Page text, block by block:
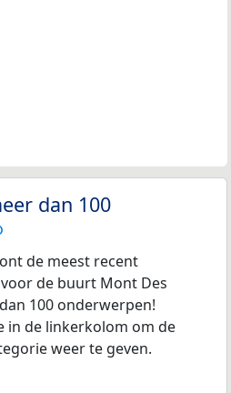
dan 100
de meest recent
de buurt Mont Des
100 onderwerpen!
in de linkerkolom om de
weer te geven.